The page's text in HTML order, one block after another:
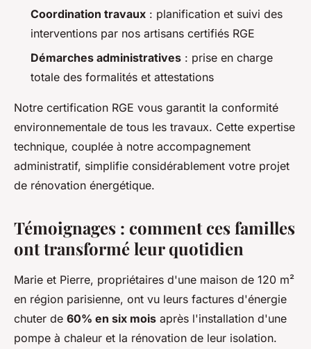
Coordination travaux : planification et suivi des
interventions par nos artisans certifiés RGE
Démarches administratives : prise en charge
totale des formalités et attestations
Notre certification RGE vous garantit la conformité
environnementale de tous les travaux. Cette expertise
technique, couplée à notre accompagnement
administratif, simplifie considérablement votre projet
de rénovation énergétique.
Témoignages : comment ces familles
ont transformé leur quotidien
Marie et Pierre, propriétaires d'une maison de 120 m²
en région parisienne, ont vu leurs factures d'énergie
chuter de 60% en six mois après l'installation d'une
pompe à chaleur et la rénovation de leur isolation.